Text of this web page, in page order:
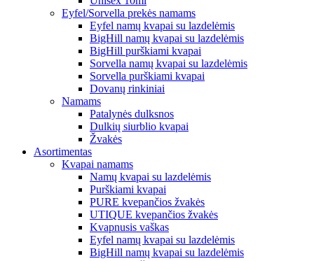
Eyfel/Sorvella prekės namams
Eyfel namų kvapai su lazdelėmis
BigHill namų kvapai su lazdelėmis
BigHill purškiami kvapai
Sorvella namų kvapai su lazdelėmis
Sorvella purškiami kvapai
Dovanų rinkiniai
Namams
Patalynės dulksnos
Dulkių siurblio kvapai
Žvakės
Asortimentas
Kvapai namams
Namų kvapai su lazdelėmis
Purškiami kvapai
PURE kvepančios žvakės
UTIQUE kvepančios žvakės
Kvapnusis vaškas
Eyfel namų kvapai su lazdelėmis
BigHill namų kvapai su lazdelėmis